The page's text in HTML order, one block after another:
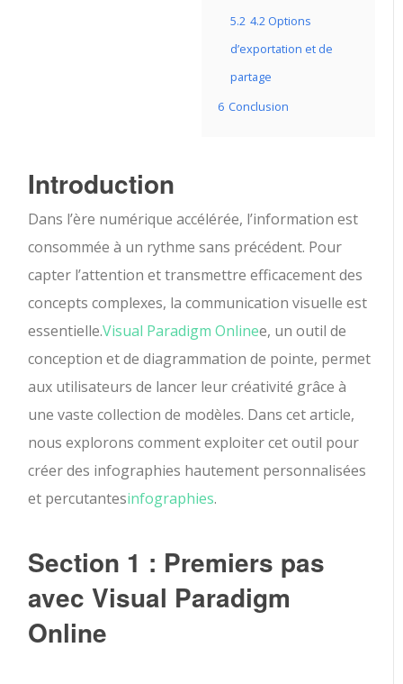
5.2 4.2 Options
d’exportation et de
partage
6 Conclusion
Introduction
Dans l’ère numérique accélérée, l’information est
consommée à un rythme sans précédent. Pour
capter l’attention et transmettre efficacement des
concepts complexes, la communication visuelle est
essentielle.Visual Paradigm Onlinee, un outil de
conception et de diagrammation de pointe, permet
aux utilisateurs de lancer leur créativité grâce à
une vaste collection de modèles. Dans cet article,
nous explorons comment exploiter cet outil pour
créer des infographies hautement personnalisées
et percutantesinfographies.
Section 1 : Premiers pas
avec Visual Paradigm
Online